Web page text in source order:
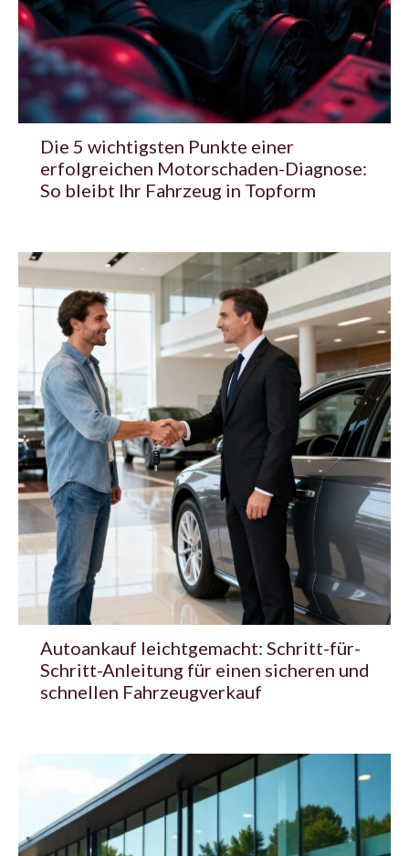
Die 5 wichtigsten Punkte einer
erfolgreichen Motorschaden-Diagnose:
So bleibt Ihr Fahrzeug in Topform
Autoankauf leichtgemacht: Schritt-für-
Schritt-Anleitung für einen sicheren und
schnellen Fahrzeugverkauf